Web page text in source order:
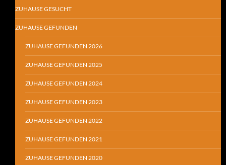
ZUHAUSE GESUCHT
ZUHAUSE GEFUNDEN
ZUHAUSE GEFUNDEN 2026
ZUHAUSE GEFUNDEN 2025
ZUHAUSE GEFUNDEN 2024
ZUHAUSE GEFUNDEN 2023
ZUHAUSE GEFUNDEN 2022
ZUHAUSE GEFUNDEN 2021
ZUHAUSE GEFUNDEN 2020